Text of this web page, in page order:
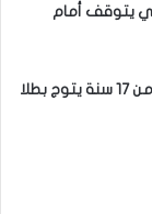
يتوقف أمام
على عرش شمال إفريقيا: المنتخب الوطني لأقل من 17 سنة يتوج بطلا